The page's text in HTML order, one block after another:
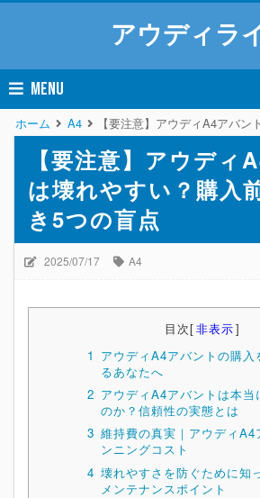
アウディラ
MENU
ホーム A4 【要注意】アウディA4アバ
【要注意】アウディ
は壊れやすい？購入
き5つの盲点
2025/07/17 A4
目次[非表示]
1 アウディA4アバントの購入
るあなたへ
2 アウディA4アバントは本当
のか？信頼性の実態とは
3 維持費の真実｜アウディA4
ンニングコスト
4 壊れやすさを防ぐために知
メンテナンスポイント